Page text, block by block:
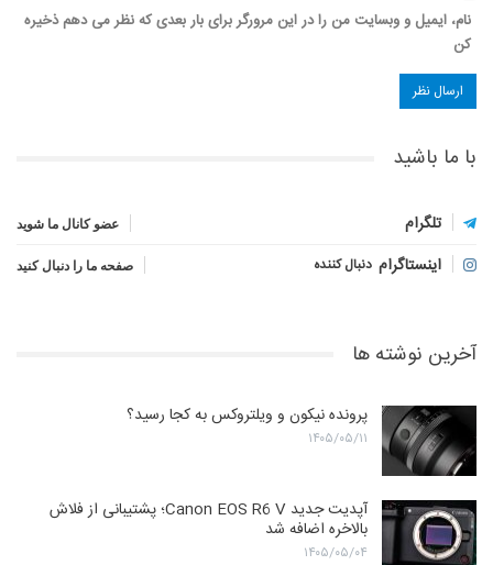
نام، ایمیل و وبسایت من را در این مرورگر برای بار بعدی که نظر می دهم ذخیره
کن
با ما باشید
تلگرام عضو کانال ما شوید
اینستاگرام دنبال کننده صفحه ما را دنبال کنید
آخرین نوشته ها
پرونده نیکون و ویلتروکس به کجا رسید؟
۱۴۰۵/۰۵/۱۱
آپدیت جدید Canon EOS R6 V؛ پشتیبانی از فلاش
بالاخره اضافه شد
۱۴۰۵/۰۵/۰۴